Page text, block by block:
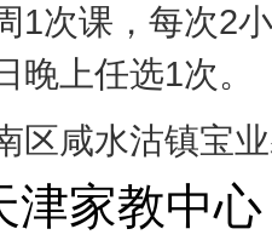
1次课，每次2
晚上任选1次。
区咸水沽镇宝
津家教中心